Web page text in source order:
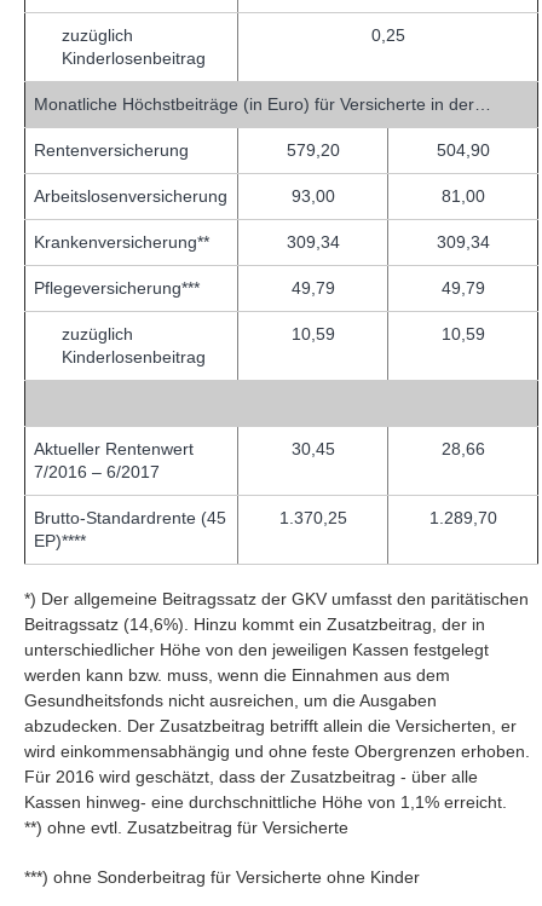
zuzüglich
Kinderlosenbeitrag
0,25
Monatliche Höchstbeiträge (in Euro) für Versicherte in der…
Rentenversicherung 579,20 504,90
Arbeitslosenversicherung 93,00 81,00
Krankenversicherung** 309,34 309,34
Pflegeversicherung*** 49,79 49,79
zuzüglich
Kinderlosenbeitrag
10,59 10,59
Aktueller Rentenwert
7/2016 – 6/2017
30,45 28,66
Brutto-Standardrente (45
EP)****
1.370,25 1.289,70
*) Der allgemeine Beitragssatz der GKV umfasst den paritätischen
Beitragssatz (14,6%). Hinzu kommt ein Zusatzbeitrag, der in
unterschiedlicher Höhe von den jeweiligen Kassen festgelegt
werden kann bzw. muss, wenn die Einnahmen aus dem
Gesundheitsfonds nicht ausreichen, um die Ausgaben
abzudecken. Der Zusatzbeitrag betrifft allein die Versicherten, er
wird einkommensabhängig und ohne feste Obergrenzen erhoben.
Für 2016 wird geschätzt, dass der Zusatzbeitrag - über alle
Kassen hinweg- eine durchschnittliche Höhe von 1,1% erreicht.
**) ohne evtl. Zusatzbeitrag für Versicherte
***) ohne Sonderbeitrag für Versicherte ohne Kinder